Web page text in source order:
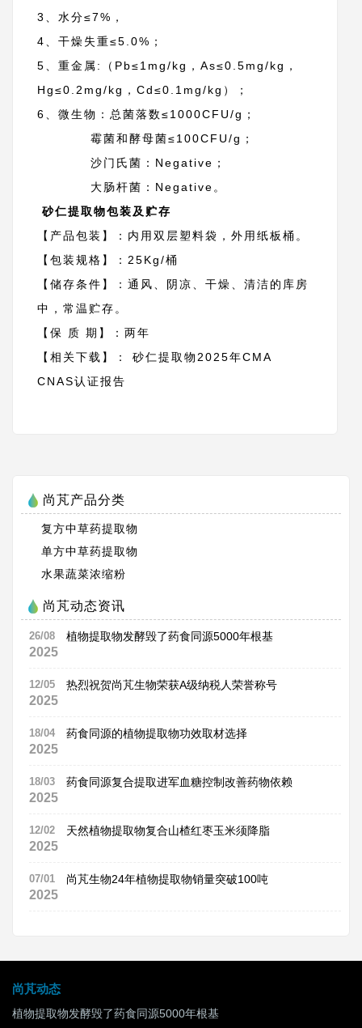
3、水分≤7%，
4、干燥失重≤5.0%；
5、重金属:（Pb≤1mg/kg，As≤0.5mg/kg，
Hg≤0.2mg/kg，Cd≤0.1mg/kg）；
6、微生物：总菌落数≤1000CFU/g；
霉菌和酵母菌≤100CFU/g；
沙门氏菌：Negative；
大肠杆菌：Negative。
砂仁提取物包装及贮存
【产品包装】：内用双层塑料袋，外用纸板桶。
【包装规格】：25Kg/桶
【储存条件】：通风、阴凉、干燥、清洁的库房
中，常温贮存。
【保 质 期】：两年
【相关下载】： 砂仁提取物2025年CMA
CNAS认证报告
尚芃产品分类
复方中草药提取物
单方中草药提取物
水果蔬菜浓缩粉
尚芃动态资讯
26/08
2025
植物提取物发酵毁了药食同源5000年根基
12/05
2025
热烈祝贺尚芃生物荣获A级纳税人荣誉称号
18/04
2025
药食同源的植物提取物功效取材选择
18/03
2025
药食同源复合提取进军血糖控制改善药物依赖
12/02
2025
天然植物提取物复合山楂红枣玉米须降脂
07/01
2025
尚芃生物24年植物提取物销量突破100吨
尚芃动态
植物提取物发酵毁了药食同源5000年根基